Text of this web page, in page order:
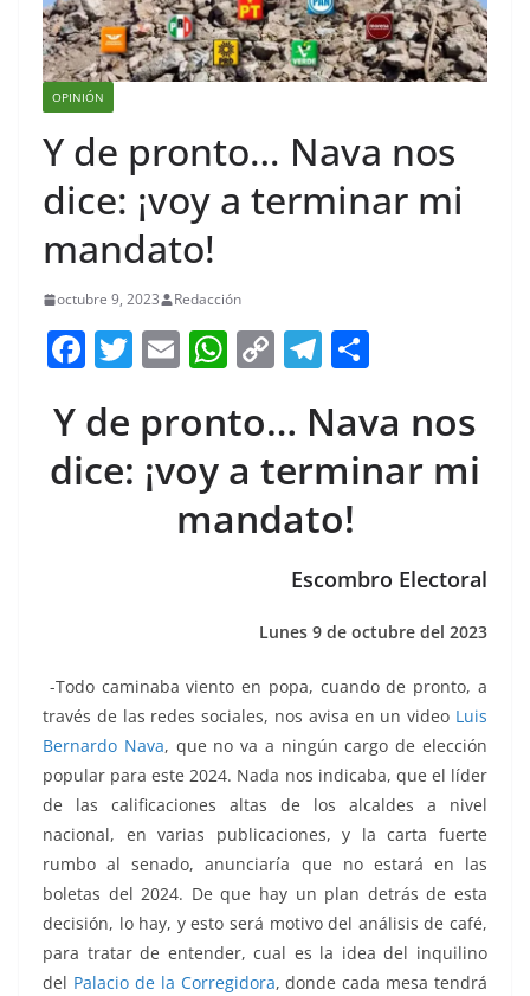
OPINIÓN
Y de pronto… Nava nos
dice: ¡voy a terminar mi
mandato!
octubre 9, 2023 Redacción
F
c
e
b
T
itt
er
E
ai
l
W
at
s
A
p
C
p
y
Li
n
k
T
e
gr
a
m
ar
e
Y de pronto… Nava nos
dice: ¡voy a terminar mi
mandato!
Escombro Electoral
Lunes 9 de octubre del 2023
-Todo caminaba viento en popa, cuando de pronto, a
través de las redes sociales, nos avisa en un video Luis
Bernardo Nava, que no va a ningún cargo de elección
popular para este 2024. Nada nos indicaba, que el líder
de las calificaciones altas de los alcaldes a nivel
nacional, en varias publicaciones, y la carta fuerte
rumbo al senado, anunciaría que no estará en las
boletas del 2024. De que hay un plan detrás de esta
decisión, lo hay, y esto será motivo del análisis de café,
para tratar de entender, cual es la idea del inquilino
del Palacio de la Corregidora, donde cada mesa tendrá